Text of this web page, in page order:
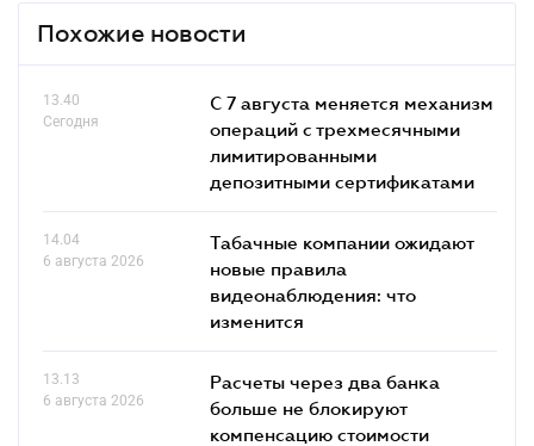
Похожие новости
13.40
Сегодня
С 7 августа меняется механизм
операций с трехмесячными
лимитированными
депозитными сертификатами
14.04
6 августа 2026
Табачные компании ожидают
новые правила
видеонаблюдения: что
изменится
13.13
6 августа 2026
Расчеты через два банка
больше не блокируют
компенсацию стоимости